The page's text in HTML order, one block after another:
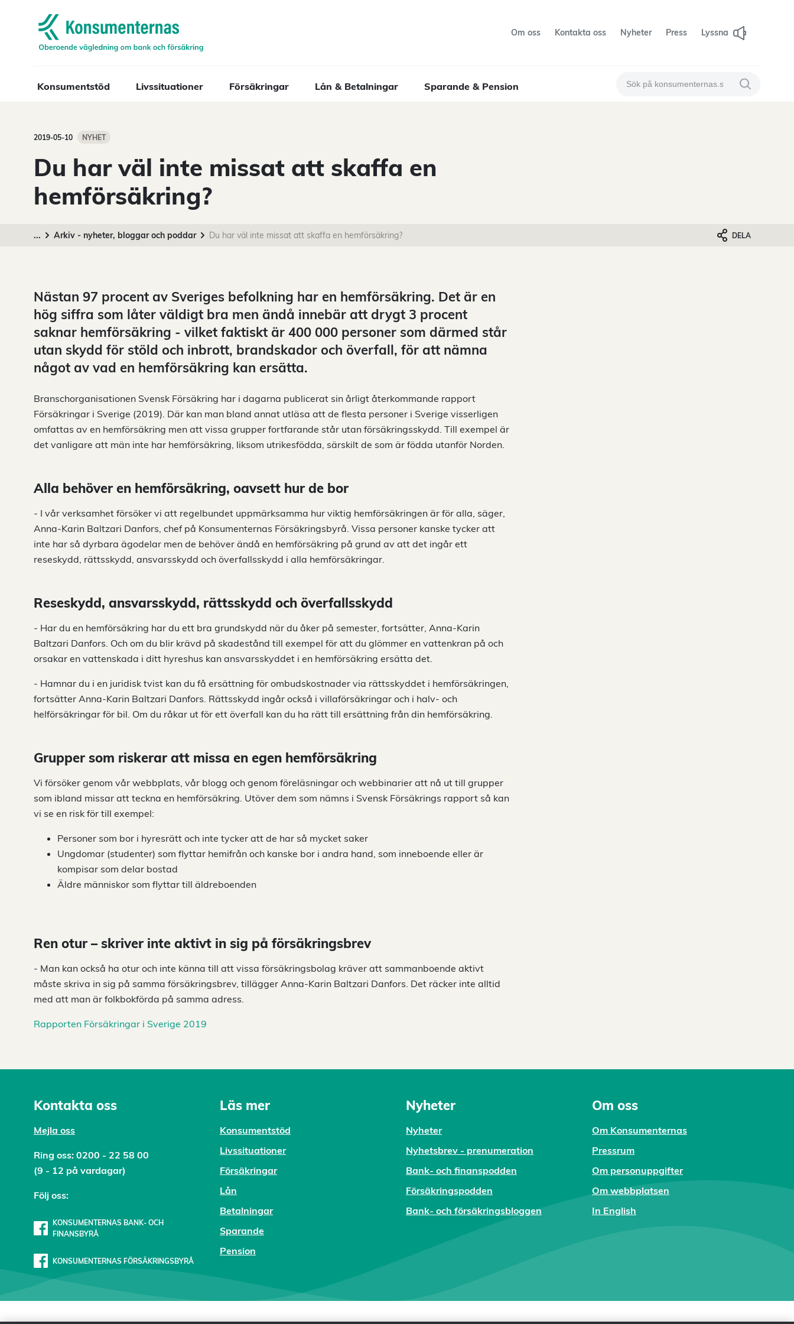
Navigera till startsidan
Om oss Kontakta oss Nyheter Press Lyssna
Konsumentstöd Livssituationer Försäkringar Lån & Betalningar Sparande & Pension
Sök på konsumenternas Sök på
2019-05-10 NYHET
Du har väl inte missat att skaffa en
hemförsäkring?
... Arkiv - nyheter, bloggar och poddar Du har väl inte missat att skaffa en hemförsäkring? DELA
Nästan 97 procent av Sveriges befolkning har en hemförsäkring. Det är en
hög siffra som låter väldigt bra men ändå innebär att drygt 3 procent
saknar hemförsäkring - vilket faktiskt är 400 000 personer som därmed står
utan skydd för stöld och inbrott, brandskador och överfall, för att nämna
något av vad en hemförsäkring kan ersätta.
Branschorganisationen Svensk Försäkring har i dagarna publicerat sin årligt återkommande rapport
Försäkringar i Sverige (2019). Där kan man bland annat utläsa att de flesta personer i Sverige visserligen
omfattas av en hemförsäkring men att vissa grupper fortfarande står utan försäkringsskydd. Till exempel är
det vanligare att män inte har hemförsäkring, liksom utrikesfödda, särskilt de som är födda utanför Norden.
Alla behöver en hemförsäkring, oavsett hur de bor
- I vår verksamhet försöker vi att regelbundet uppmärksamma hur viktig hemförsäkringen är för alla, säger,
Anna-Karin Baltzari Danfors, chef på Konsumenternas Försäkringsbyrå. Vissa personer kanske tycker att
inte har så dyrbara ägodelar men de behöver ändå en hemförsäkring på grund av att det ingår ett
reseskydd, rättsskydd, ansvarsskydd och överfallsskydd i alla hemförsäkringar.
Reseskydd, ansvarsskydd, rättsskydd och överfallsskydd
- Har du en hemförsäkring har du ett bra grundskydd när du åker på semester, fortsätter, Anna-Karin
Baltzari Danfors. Och om du blir krävd på skadestånd till exempel för att du glömmer en vattenkran på och
orsakar en vattenskada i ditt hyreshus kan ansvarsskyddet i en hemförsäkring ersätta det.
- Hamnar du i en juridisk tvist kan du få ersättning för ombudskostnader via rättsskyddet i hemförsäkringen,
fortsätter Anna-Karin Baltzari Danfors. Rättsskydd ingår också i villaförsäkringar och i halv- och
helförsäkringar för bil. Om du råkar ut för ett överfall kan du ha rätt till ersättning från din hemförsäkring.
Grupper som riskerar att missa en egen hemförsäkring
Vi försöker genom vår webbplats, vår blogg och genom föreläsningar och webbinarier att nå ut till grupper
som ibland missar att teckna en hemförsäkring. Utöver dem som nämns i Svensk Försäkrings rapport så kan
vi se en risk för till exempel:
Personer som bor i hyresrätt och inte tycker att de har så mycket saker
Ungdomar (studenter) som flyttar hemifrån och kanske bor i andra hand, som inneboende eller är
kompisar som delar bostad
Äldre människor som flyttar till äldreboenden
Ren otur – skriver inte aktivt in sig på försäkringsbrev
- Man kan också ha otur och inte känna till att vissa försäkringsbolag kräver att sammanboende aktivt
måste skriva in sig på samma försäkringsbrev, tillägger Anna-Karin Baltzari Danfors. Det räcker inte alltid
med att man är folkbokförda på samma adress.
Rapporten Försäkringar i Sverige 2019
Kontakta oss
Mejla oss
Ring oss: 0200 - 22 58 00
(9 - 12 på vardagar)
Följ oss:
KONSUMENTERNAS BANK- OCH
FINANSBYRÅ
KONSUMENTERNAS FÖRSÄKRINGSBYRÅ
Läs mer
Konsumentstöd
Livssituationer
Försäkringar
Lån
Betalningar
Sparande
Pension
Nyheter
Nyheter
Nyhetsbrev - prenumeration
Bank- och finanspodden
Försäkringspodden
Bank- och försäkringsbloggen
Om oss
Om Konsumenternas
Pressrum
Om personuppgifter
Om webbplatsen
In English